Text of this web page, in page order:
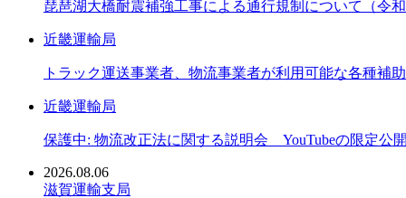
琵琶湖大橋耐震補強工事による通行規制について（令和
近畿運輸局
トラック運送事業者、物流事業者が利用可能な各種補
近畿運輸局
保護中: 物流改正法に関する説明会 YouTubeの限定公
2026.08.06
滋賀運輸支局